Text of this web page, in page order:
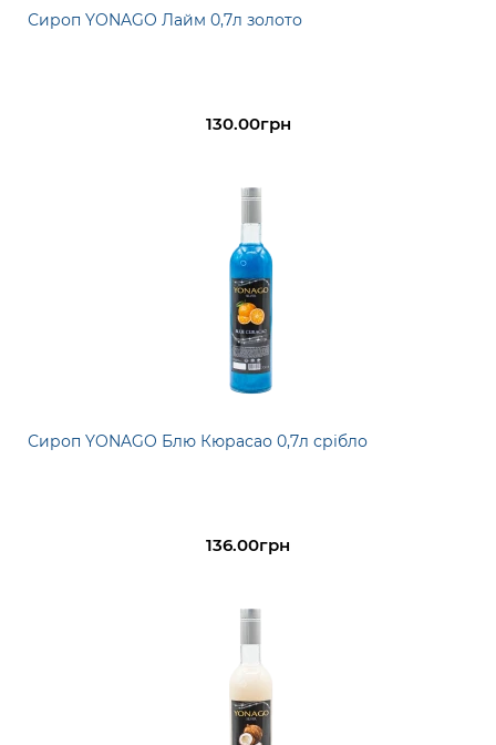
Сироп YONAGO Лайм 0,7л золото
130.00грн
Сироп YONAGO Блю Кюрасао 0,7л срібло
136.00грн